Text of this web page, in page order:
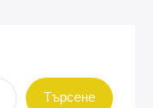
Търсене